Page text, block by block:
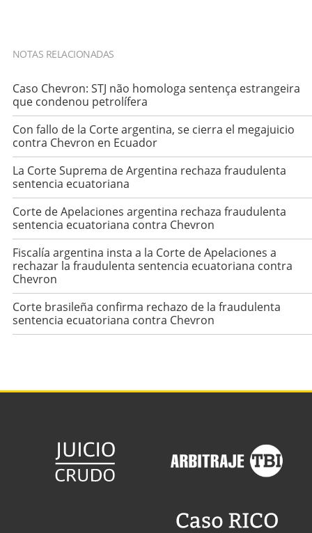
NOTAS RELACIONADAS
Caso Chevron: STJ não homologa sentença estrangeira
que condenou petrolífera
Con fallo de la Corte argentina, se cierra el megajuicio
contra Chevron en Ecuador
La Corte Suprema de Argentina rechaza fraudulenta
sentencia ecuatoriana
Corte de Apelaciones argentina rechaza fraudulenta
sentencia ecuatoriana contra Chevron
Fiscalía argentina insta a la Corte de Apelaciones a
rechazar la fraudulenta sentencia ecuatoriana contra
Chevron
Corte brasileña confirma rechazo de la fraudulenta
sentencia ecuatoriana contra Chevron